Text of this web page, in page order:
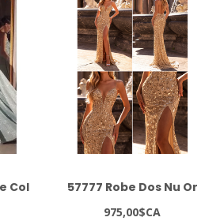
Col
57777 Robe Dos Nu Or
975,00$CA